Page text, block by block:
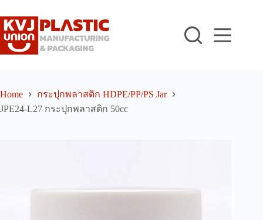
to
content
Home
กระปุกพลาสติก HDPE/PP/PS Jar
JPE24-L27 กระปุกพลาสติก 50cc